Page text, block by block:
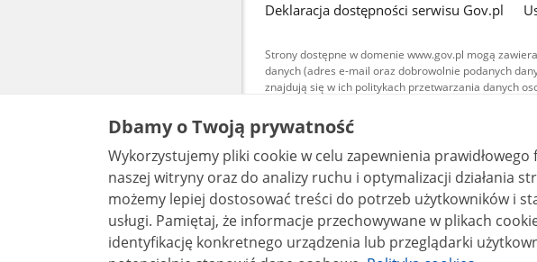
Deklaracja dostępności serwisu Gov.pl
Strony dostępne w domenie www.gov.pl mogą
danych (adres e-mail oraz dobrowolnie podanych
znajdują się w ich politykach przetwarzania danych
Treści tekstowe publikowane w
udostępniane na licencji typu Creative
warunkach 4.0 (CC BY-SA 4.0).
są udostępniane na licencji typu
bez utworów zależnych 4.0 (CC BY-NC-
Dbamy o Twoją prywatność
Wykorzystujemy pliki cookie w celu zapewnienia
naszej witryny oraz do analizy ruchu i optymalizacji działania strony.
możemy lepiej dostosować treści do potrzeb użytkowników i
usługi. Pamiętaj, że informacje przechowywane w plikach cookie mogą pozwalać na
identyfikację konkretnego urządzenia lub przeglądarki